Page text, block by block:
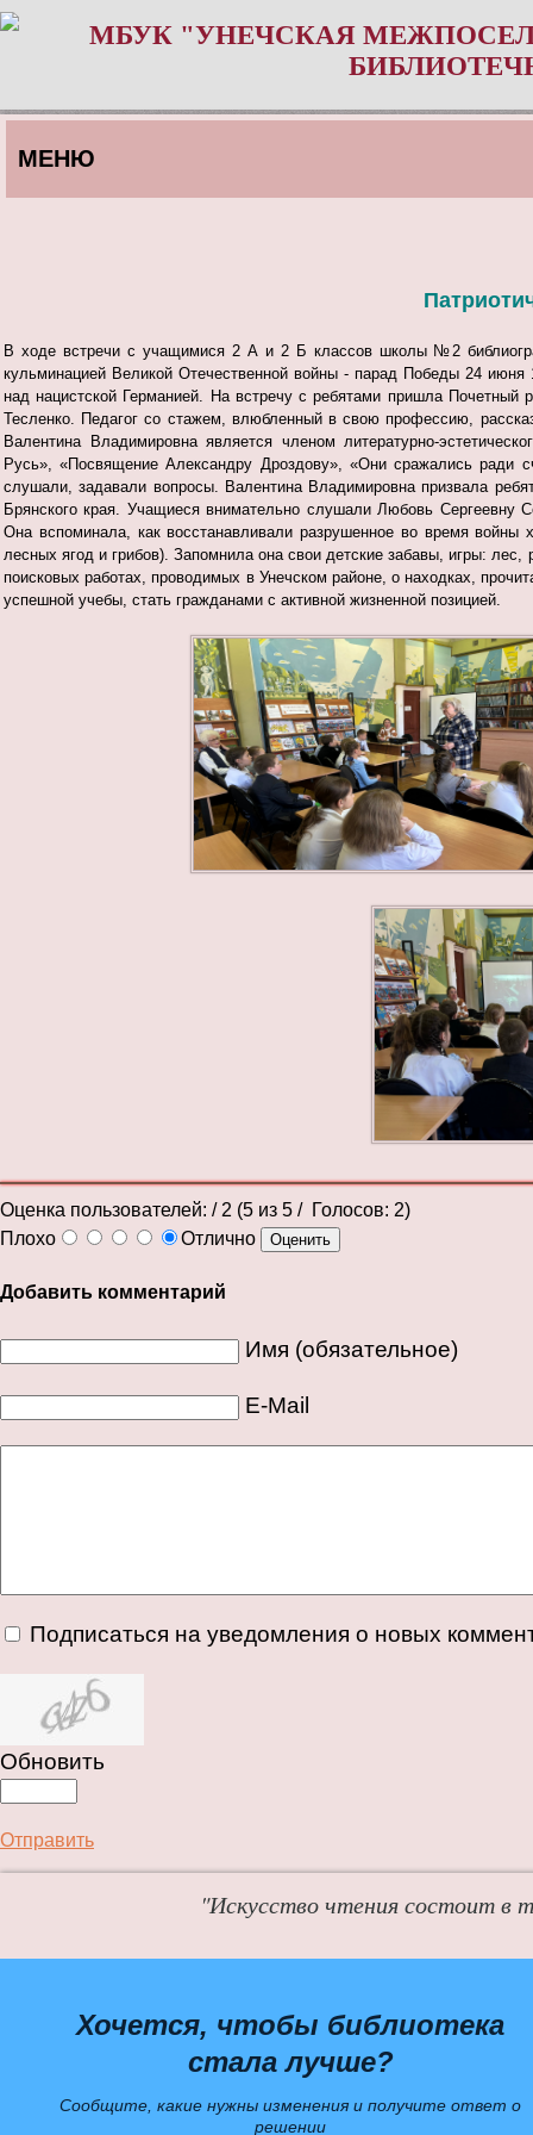
МБУК "УНЕЧСКАЯ
МЕНЮ
В ходе встречи с учащимися 2 А и 2 Б классов школы №2
кульминацией Великой Отечественной войны - парад Победы 24
над нацистской Германией. На встречу с ребятами пришла Почетный
Тесленко. Педагог со стажем, влюбленный в свою профессию,
Валентина Владимировна является членом литературно-
Русь», «Посвящение Александру Дроздову», «Они сражались ради
слушали, задавали вопросы. Валентина Владимировна призвала
Брянского края. Учащиеся внимательно слушали Любовь Сергеевну
Она вспоминала, как восстанавливали разрушенное во время войны
лесных ягод и грибов). Запомнила она свои детские забавы, игры: лес,
поисковых работах, проводимых в Унечском районе, о находках,
успешной учебы, стать гражданами с активной жизненной позицией.
Оценка пользователей: / 2 (5 из 5 / Голосов: 2)
Плохо
Отлично
Добавить комментарий
Имя (обязательное)
E-Mail
Подписаться на уведомления о новых
Обновить
Отправить
"Искусство чтения состоит
Хочется, чтобы библиотека
стала лучше?
Сообщите, какие нужны изменения и получите ответ о
решении